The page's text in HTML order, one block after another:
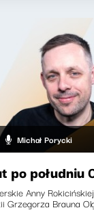
Michał Porycki
po
Anny
Grzegorza Brauna